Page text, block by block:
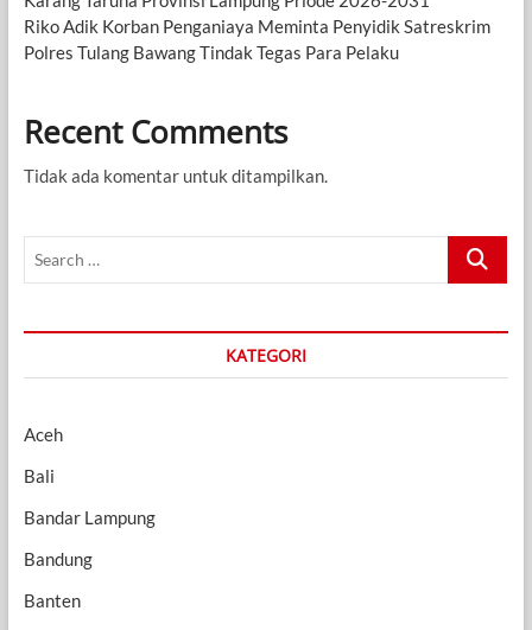
Riko Adik Korban Penganiaya Meminta Penyidik Satreskrim
Polres Tulang Bawang Tindak Tegas Para Pelaku
Recent Comments
Tidak ada komentar untuk ditampilkan.
Search
KATEGORI
Aceh
Bali
Bandar Lampung
Bandung
Banten